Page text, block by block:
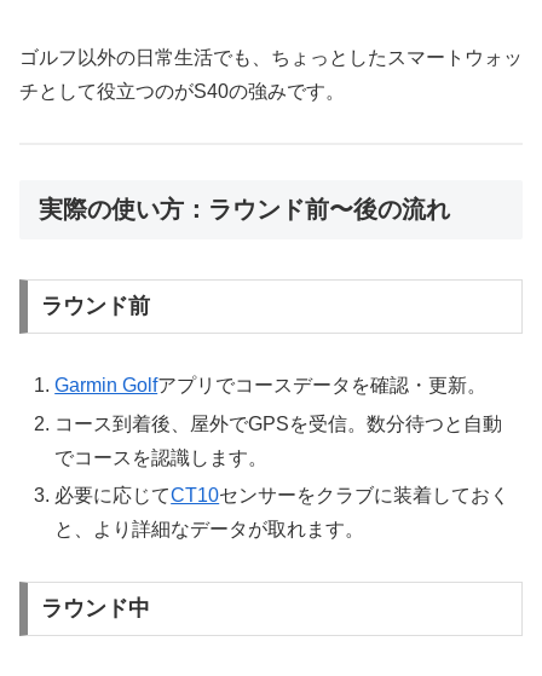
ゴルフ以外の日常生活でも、ちょっとしたスマートウォッ
チとして役立つのがS40の強みです。
実際の使い方：ラウンド前〜後の流れ
ラウンド前
Garmin Golfアプリでコースデータを確認・更新。
コース到着後、屋外でGPSを受信。数分待つと自動
でコースを認識します。
必要に応じてCT10センサーをクラブに装着しておく
と、より詳細なデータが取れます。
ラウンド中